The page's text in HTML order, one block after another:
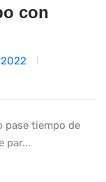
con
pase tiempo de
par...